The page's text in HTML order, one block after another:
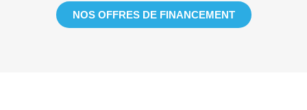
NOS OFFRES DE FINANCEMENT